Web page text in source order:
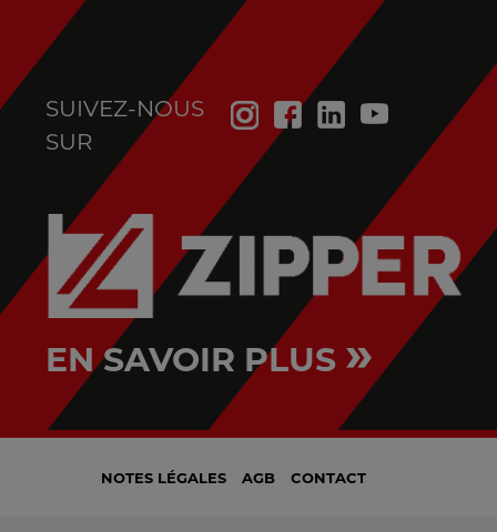
SUIVEZ-NOUS
SUR
EN SAVOIR PLUS »
NOTES LÉGALES AGB CONTACT